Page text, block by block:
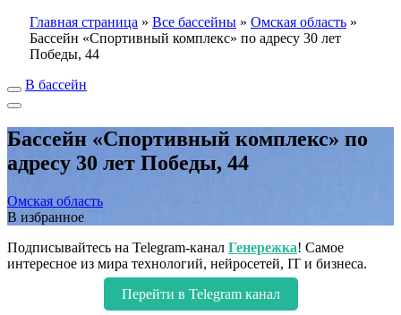
Главная страница » Все бассейны » Омская область »
Бассейн «Спортивный комплекс» по адресу 30 лет
Победы, 44
В бассейн
Бассейн «Спортивный комплекс» по
адресу 30 лет Победы, 44
Омская область
В избранное
Подписывайтесь на Telegram-канал Генережка! Самое
интересное из мира технологий, нейросетей, IT и бизнеса.
Перейти в Telegram канал